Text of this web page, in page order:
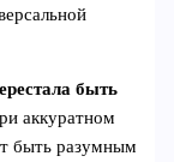
быть
аккуратном
быть разумным